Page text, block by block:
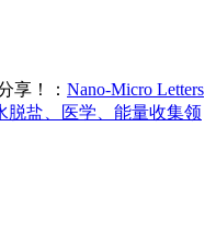
享！： Nano-Micro Letters
脱盐、医学、能量收集领